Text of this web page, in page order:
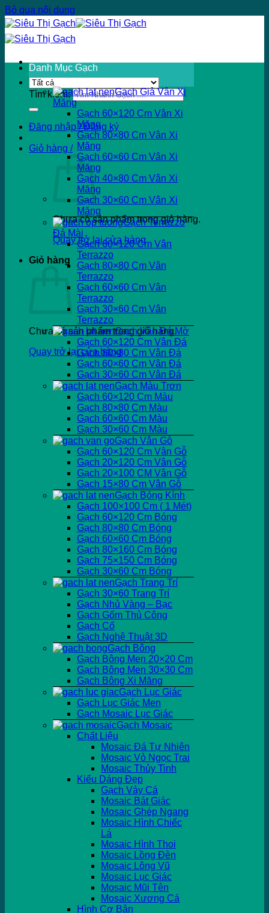
Bỏ qua nội dung
Tìm kiếm:
Đăng nhập / Đăng ký
Giỏ hàng /
Chưa có sản phẩm trong giỏ hàng.
Quay trở lại cửa hàng
Giỏ hàng
Chưa có sản phẩm trong giỏ hàng.
Quay trở lại cửa hàng
Danh Mục Gạch
Gạch Giả Vân Xi
Măng
Gạch 60×120 Cm Vân Xi
Măng
Gạch 80×80 Cm Vân Xi
Măng
Gạch 60×60 Cm Vân Xi
Măng
Gạch 40×80 Cm Vân Xi
Măng
Gạch 30×60 Cm Vân Xi
Măng
Gạch Terrazzo
Đá Mài
Gạch 60×120 Cm Vân
Terrazzo
Gạch 80×80 Cm Vân
Terrazzo
Gạch 60×60 Cm Vân
Terrazzo
Gạch 30×60 Cm Vân
Terrazzo
Gạch Vân Đá Mờ
Gạch 60×120 Cm Vân Đá
Gạch 80×80 Cm Vân Đá
Gạch 60×60 Cm Vân Đá
Gạch 30×60 Cm Vân Đá
Gạch Màu Trơn
Gạch 60×120 Cm Màu
Gạch 80×80 Cm Màu
Gạch 60×60 Cm Màu
Gạch 30×60 Cm Màu
Gạch Vân Gỗ
Gạch 60×120 Cm Vân Gỗ
Gạch 20×120 Cm Vân Gỗ
Gạch 20×100 CM Vân Gỗ
Gạch 15×80 Cm Vân Gỗ
Gạch Bóng Kính
Gạch 100×100 Cm ( 1 Mét)
Gạch 60×120 Cm Bóng
Gạch 80×80 Cm Bóng
Gạch 60×60 Cm Bóng
Gạch 80×160 Cm Bóng
Gạch 75×150 Cm Bóng
Gạch 30×60 Cm Bóng
Gạch Trang Trí
Gạch 30×60 Trang Trí
Gạch Nhủ Vàng – Bạc
Gạch Gốm Thủ Công
Gạch Cổ
Gạch Nghệ Thuật 3D
Gạch Bông
Gạch Bông Men 20×20 Cm
Gạch Bông Men 30×30 Cm
Gạch Bông Xi Măng
Gạch Lục Giác
Gạch Lục Giác Men
Gạch Mosaic Lục Giác
Gạch Mosaic
Chất Liệu
Mosaic Đá Tự Nhiên
Mosaic Vỏ Ngọc Trai
Mosaic Thủy Tinh
Kiểu Dáng Đẹp
Gạch Vảy Cá
Mosaic Bát Giác
Mosaic Ghép Ngang
Mosaic Hình Chiếc
Lá
Mosaic Hình Thoi
Mosaic Lồng Đèn
Mosaic Lông Vũ
Mosaic Lục Giác
Mosaic Mũi Tên
Mosaic Xương Cá
Hình Cơ Bản